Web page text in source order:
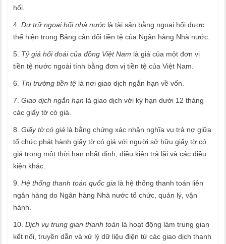
hối.
4. Dự trữ ngoại hối nhà nước là tài sản bằng ngoại hối được
thể hiện trong Bảng cân đối tiền tệ của Ngân hàng Nhà nước.
5. Tỷ giá hối đoái của đồng Việt Nam là giá của một đơn vị
tiền tệ nước ngoài tính bằng đơn vị tiền tệ của Việt Nam.
6. Thị trường tiền tệ là nơi giao dịch ngắn hạn về vốn.
7. Giao dịch ngắn hạn là giao dịch với kỳ hạn dưới 12 tháng
các giấy tờ có giá.
8. Giấy tờ có giá là bằng chứng xác nhận nghĩa vụ trả nợ giữa
tổ chức phát hành giấy tờ có giá với người sở hữu giấy tờ có
giá trong một thời hạn nhất định, điều kiện trả lãi và các điều
kiện khác.
9. Hệ thống thanh toán quốc gia là hệ thống thanh toán liên
ngân hàng do Ngân hàng Nhà nước tổ chức, quản lý, vận
hành.
10. Dịch vụ trung gian thanh toán là hoạt động làm trung gian
kết nối, truyền dẫn và xử lý dữ liệu điện tử các giao dịch thanh